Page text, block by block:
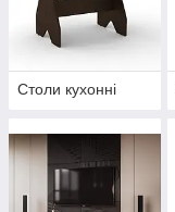
Столи кухонні